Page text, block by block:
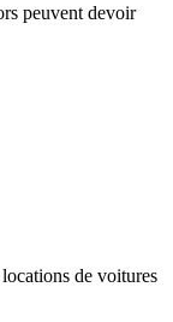
peuvent devoir
de voitures